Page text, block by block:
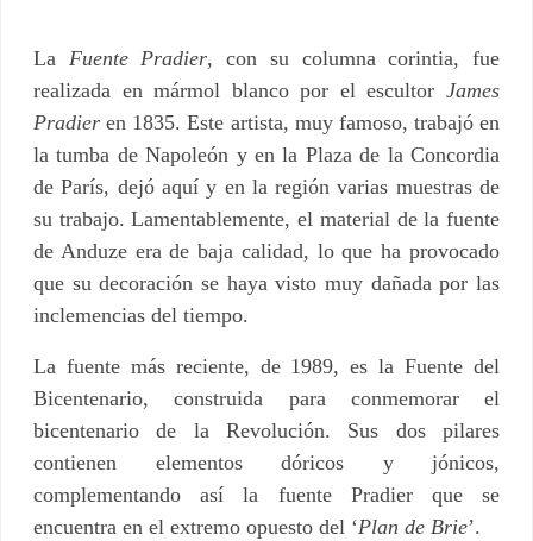
La Fuente Pradier, con su columna corintia, fue
realizada en mármol blanco por el escultor James
Pradier en 1835. Este artista, muy famoso, trabajó en
la tumba de Napoleón y en la Plaza de la Concordia
de París, dejó aquí y en la región varias muestras de
su trabajo. Lamentablemente, el material de la fuente
de Anduze era de baja calidad, lo que ha provocado
que su decoración se haya visto muy dañada por las
inclemencias del tiempo.
La fuente más reciente, de 1989, es la Fuente del
Bicentenario, construida para conmemorar el
bicentenario de la Revolución. Sus dos pilares
contienen elementos dóricos y jónicos,
complementando así la fuente Pradier que se
encuentra en el extremo opuesto del ‘Plan de Brie’.